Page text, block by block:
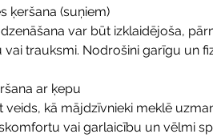
ķeršana (suņiem)
var būt izklaidējoša,
vai trauksmi. Nodrošini garīgu un
ar ķepu
veids, kā mājdzīvnieki meklē
vai garlaicību un vēlmi